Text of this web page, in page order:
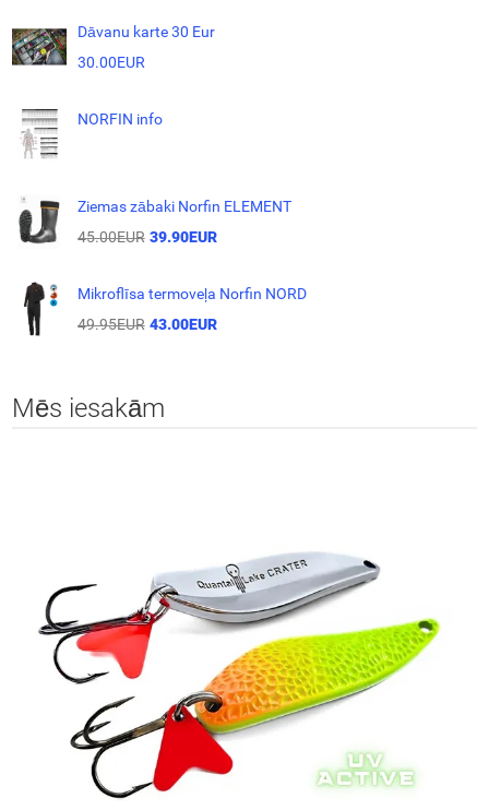
Dāvanu karte 30 Eur
30.00EUR
NORFIN info
Ziemas zābaki Norfin ELEMENT
45.00EUR 39.90EUR
Mikroflīsa termoveļa Norfin NORD
49.95EUR 43.00EUR
Mēs iesakām